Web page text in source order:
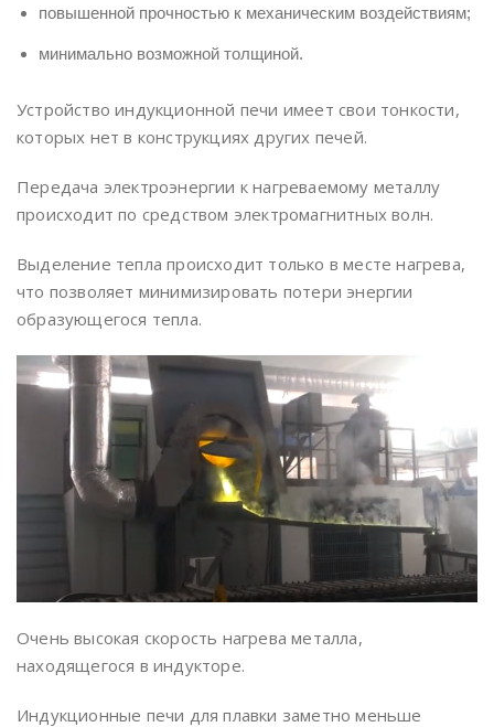
повышенной прочностью к механическим воздействиям;
минимально возможной толщиной.
Устройство индукционной печи имеет свои тонкости,
которых нет в конструкциях других печей.
Передача электроэнергии к нагреваемому металлу
происходит по средством электромагнитных волн.
Выделение тепла происходит только в месте нагрева,
что позволяет минимизировать потери энергии
образующегося тепла.
Очень высокая скорость нагрева металла,
находящегося в индукторе.
Индукционные печи для плавки заметно меньше